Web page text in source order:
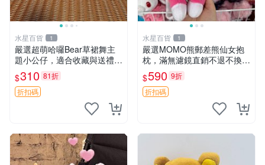
水星百貨 1
嚴選超萌哈囉Bear草裙舞主
題小公仔，適合收藏與送禮 1
00 克 哈囉Bear 草裙舞
$310 81折
折扣碼
水星百貨 1
嚴選MOMO熊郵差熊仙女抱
枕，滿無濾鏡直銷不退不換
經典造型可愛必備 紅薯啵啵
間抱枕 抱枕 時尚
$590 9折
折扣碼